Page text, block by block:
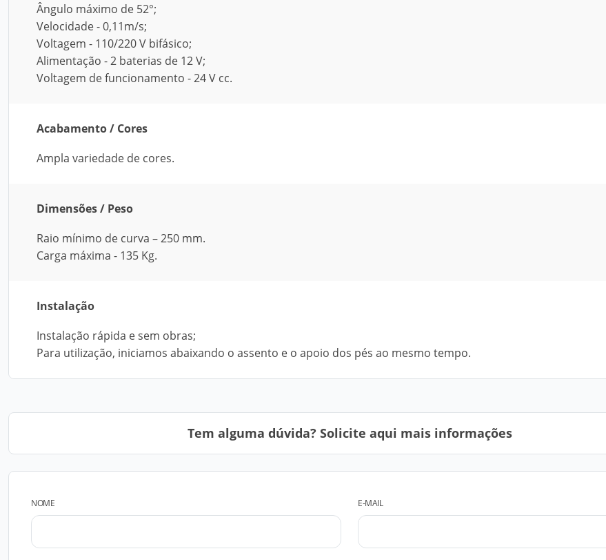
Ângulo máximo de 52°;
Velocidade - 0,11m/s;
Voltagem - 110/220 V bifásico;
Alimentação - 2 baterias de 12 V;
Voltagem de funcionamento - 24 V cc.
Acabamento / Cores
Ampla variedade de cores.
Dimensões / Peso
Raio mínimo de curva – 250 mm.
Carga máxima - 135 Kg.
Instalação
Instalação rápida e sem obras;
Para utilização, iniciamos abaixando o assento e o apoio dos pés ao mesmo tempo.
Tem alguma dúvida? Solicite aqui mais informações
NOME E-MAIL